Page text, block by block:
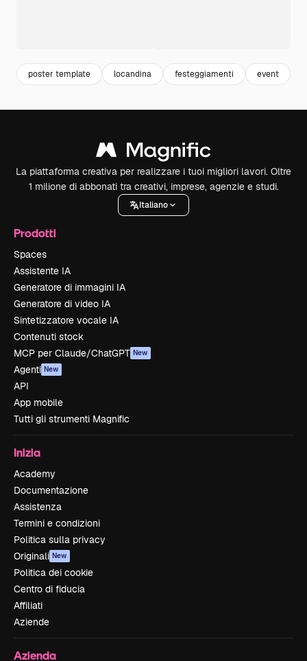
poster template locandina festeggiamenti event
La piattaforma creativa per realizzare i tuoi migliori lavori. Oltre
1 milione di abbonati tra creativi, imprese, agenzie e studi.
Italiano
Prodotti
Spaces
Assistente IA
Generatore di immagini IA
Generatore di video IA
Sintetizzatore vocale IA
Contenuti stock
MCP per Claude/ChatGPT New
Agenti New
API
App mobile
Tutti gli strumenti Magnific
Inizia
Academy
Documentazione
Assistenza
Termini e condizioni
Politica sulla privacy
Originali New
Politica dei cookie
Centro di fiducia
Affiliati
Aziende
Azienda